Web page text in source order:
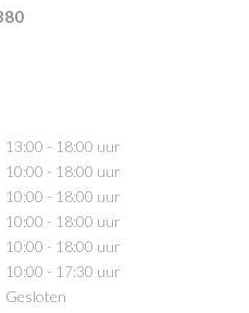
13:00 - 18:00 uur
10:00 - 18:00 uur
10:00 - 18:00 uur
10:00 - 18:00 uur
10:00 - 18:00 uur
10:00 - 17:30 uur
Gesloten